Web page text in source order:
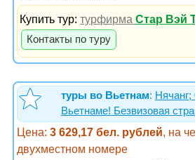
Купить тур:турфирмаСтар Вэй
Контакты по туру
туры во Вьетнам:
Вьетнаме! Безвизовая
Цена: 3 629,17 бел. рублей, на
двухместном номере